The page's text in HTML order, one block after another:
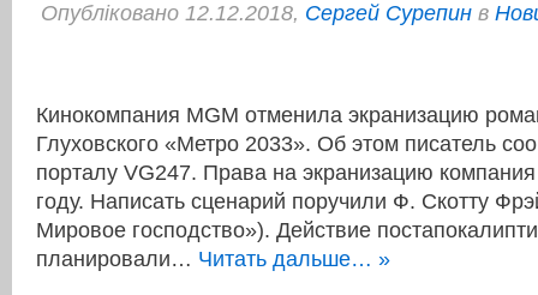
Опубліковано 12.12.2018, Сергей Сурепин в
Кинокомпания MGM отменила экранизацию
Глуховского «Метро 2033». Об этом писатель
порталу VG247. Права на экранизацию
году. Написать сценарий поручили Ф. Скотту
Мировое господство»). Действие
планировали… Читать дальше… »